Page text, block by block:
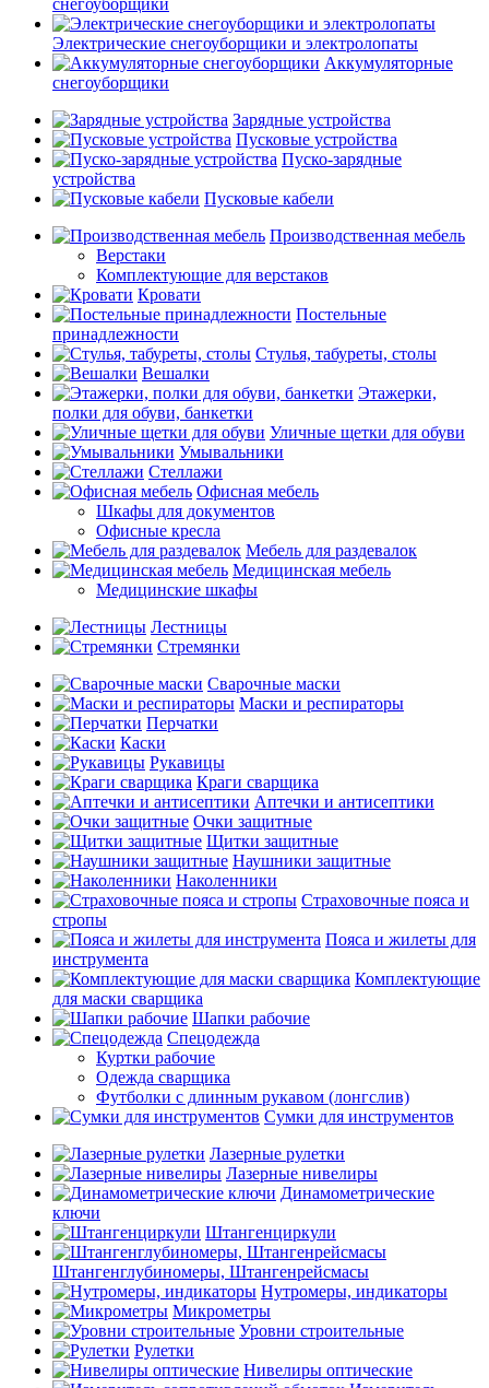
снегоуборщики
Электрические снегоуборщики и электролопаты
Аккумуляторные
снегоуборщики
Зарядные устройства
Пусковые устройства
Пуско-зарядные
устройства
Пусковые кабели
Производственная мебель
Верстаки
Комплектующие для верстаков
Кровати
Постельные
принадлежности
Стулья, табуреты, столы
Вешалки
Этажерки,
полки для обуви, банкетки
Уличные щетки для обуви
Умывальники
Стеллажи
Офисная мебель
Шкафы для документов
Офисные кресла
Мебель для раздевалок
Медицинская мебель
Медицинские шкафы
Лестницы
Стремянки
Сварочные маски
Маски и респираторы
Перчатки
Каски
Рукавицы
Краги сварщика
Аптечки и антисептики
Очки защитные
Щитки защитные
Наушники защитные
Наколенники
Страховочные пояса и
стропы
Пояса и жилеты для
инструмента
Комплектующие
для маски сварщика
Шапки рабочие
Спецодежда
Куртки рабочие
Одежда сварщика
Футболки с длинным рукавом (лонгслив)
Сумки для инструментов
Лазерные рулетки
Лазерные нивелиры
Динамометрические
ключи
Штангенциркули
Штангенглубиномеры, Штангенрейсмасы
Нутромеры, индикаторы
Микрометры
Уровни строительные
Рулетки
Нивелиры оптические